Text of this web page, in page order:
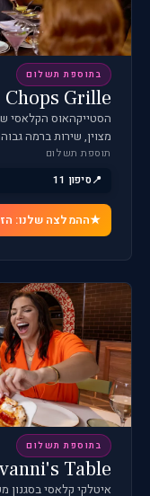
בתוספת תשלום
Chops Grille
מצוין, שירות ברמה
תוספת תשלום
סיפון 11
ההמלצה שלנו:
בתוספת תשלום
Table
איטלקי קלאסי בסגנון